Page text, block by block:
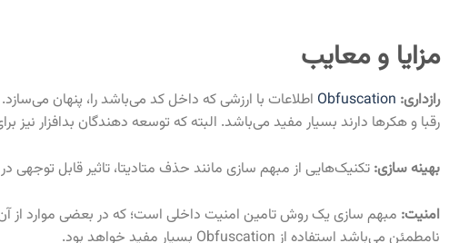
مزایا و معایب
رازداری: Obfuscation اطلاعات با ارزشی که داخل کد می‌باشد را، پنهان
رقبا و هکرها دارند بسیار مفید می‌باشد. البته که توسعه دهندگان بدافزار
بهینه سازی: تکنیک‌هایی از مبهم سازی مانند حذف متادیتا، تاثیر قابل توجهی
امنیت: مبهم سازی یک روش تامین امنیت داخلی است؛ که در بعضی موارد از
نا‌مطمئن می‌باشد استفاده از Obfuscation بسیار مفید خواهد بود.